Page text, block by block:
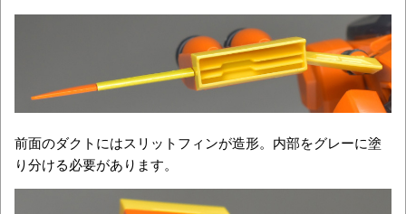
前面のダクトにはスリットフィンが造形。内部をグレーに塗
り分ける必要があります。